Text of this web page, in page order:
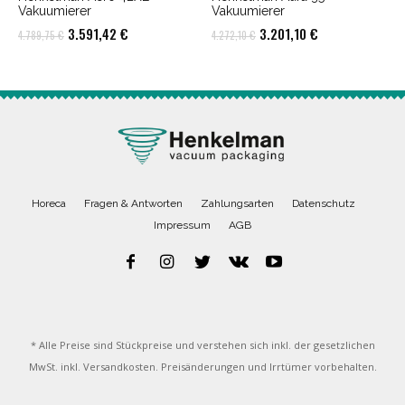
Vakuumierer
4.789,75€ Ursprünglicher
4.789,75 €
3.591,42 €
3.591,42 €.
Vakuumierer
4.272,10€ Ursprünglicher
4.272,10 €
3.201,10 €
3.201,10 €.
Horeca Fragen & Antworten Zahlungsarten
Datenschutz
Impressum
AGB
* Alle Preise sind Stückpreise und verstehen sich inkl. der gesetzlichen
MwSt. inkl. Versandkosten. Preisänderungen und Irrtümer vorbehalten.